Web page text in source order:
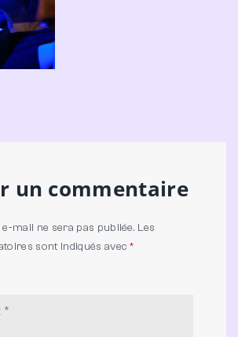
un commentaire
mail ne sera pas publiée. Les
sont indiqués avec*